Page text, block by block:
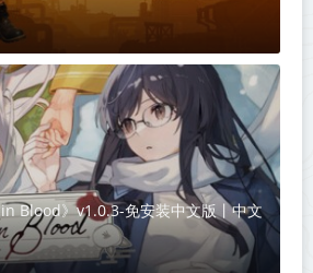
Blood》v1.0.3-免安装中文版丨中文